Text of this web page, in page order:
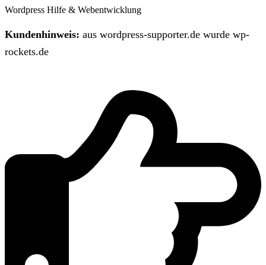
Wordpress Hilfe & Webentwicklung
Kundenhinweis: aus wordpress-supporter.de wurde wp-
rockets.de